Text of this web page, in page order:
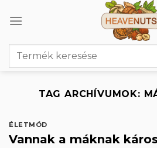
Keresés
TAG ARCHÍVUMOK:
ÉLETMÓD
Vannak a máknak